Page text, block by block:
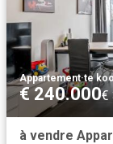
Appartement·te
€ 240.000€
à vendre